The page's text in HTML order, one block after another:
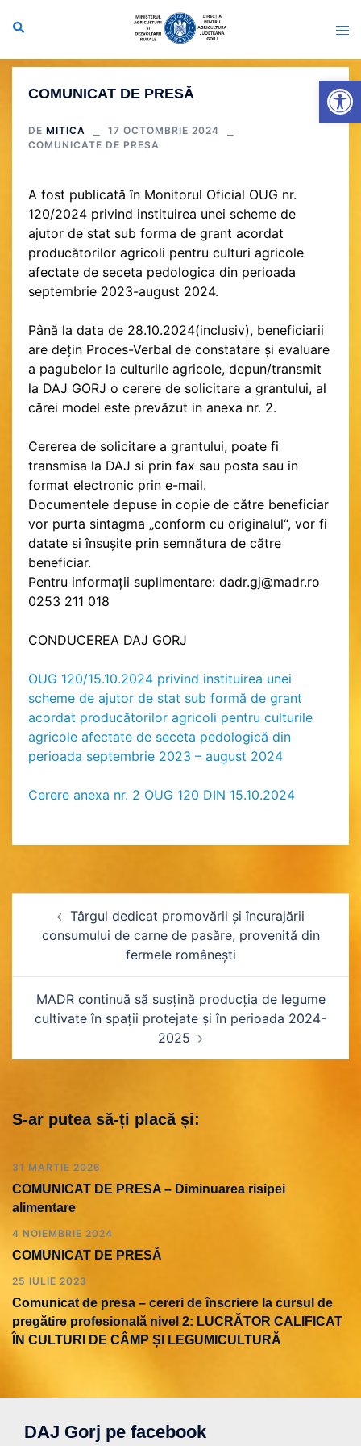
COMUNICAT DE PRESĂ
DE MITICA
17 OCTOMBRIE 2024
COMUNICATE DE PRESA
A fost publicată în Monitorul Oficial OUG nr.
120/2024 privind instituirea unei scheme de
ajutor de stat sub forma de grant acordat
producătorilor agricoli pentru culturi agricole
afectate de seceta pedologica din perioada
septembrie 2023-august 2024.
Până la data de 28.10.2024(inclusiv), beneficiarii
are dețin Proces-Verbal de constatare și evaluare
a pagubelor la culturile agricole, depun/transmit
la DAJ GORJ o cerere de solicitare a grantului, al
cărei model este prevăzut in anexa nr. 2.
Cererea de solicitare a grantului, poate fi
transmisa la DAJ si prin fax sau posta sau in
format electronic prin e-mail.
Documentele depuse in copie de către beneficiar
vor purta sintagma „conform cu originalul“, vor fi
datate si însușite prin semnătura de către
beneficiar.
Pentru informații suplimentare: dadr.gj@madr.ro
0253 211 018
CONDUCEREA DAJ GORJ
OUG 120/15.10.2024 privind instituirea unei
scheme de ajutor de stat sub formă de grant
acordat producătorilor agricoli pentru culturile
agricole afectate de seceta pedologică din
perioada septembrie 2023 – august 2024
Cerere anexa nr. 2 OUG 120 DIN 15.10.2024
NavigareTârgul dedicat promovării și încurajării
consumului de carne de pasăre, provenită din
fermele românești
MADR continuă să susțină producția de legume
cultivate în spații protejate și în perioada 2024-
2025
S-ar putea să-ți placă și:
31 MARTIE 2026
COMUNICAT DE PRESA – Diminuarea risipei
alimentare
4 NOIEMBRIE 2024
COMUNICAT DE PRESĂ
25 IULIE 2023
Comunicat de presa – cereri de înscriere la cursul de
pregătire profesională nivel 2: LUCRĂTOR CALIFICAT
ÎN CULTURI DE CÂMP ȘI LEGUMICULTURĂ
DAJ Gorj pe facebook